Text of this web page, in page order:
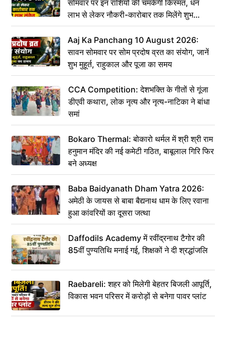
सोमवार पर इन राशियों की चमकेगी किस्मत, धन
लाभ से लेकर नौकरी-कारोबार तक मिलेंगे शुभ
संकेत
Aaj Ka Panchang 10 August 2026:
सावन सोमवार पर सोम प्रदोष व्रत का संयोग, जानें
शुभ मुहूर्त, राहुकाल और पूजा का समय
CCA Competition: देशभक्ति के गीतों से गूंजा
डीएवी कथारा, लोक नृत्य और नृत्य-नाटिका ने बांधा
समां
Bokaro Thermal: बोकारो थर्मल में श्री श्री राम
हनुमान मंदिर की नई कमेटी गठित, बाबूलाल गिरि फिर
बने अध्यक्ष
Baba Baidyanath Dham Yatra 2026:
अमेठी के जायस से बाबा बैद्यनाथ धाम के लिए रवाना
हुआ कांवरियों का दूसरा जत्था
Daffodils Academy में रवींद्रनाथ टैगोर की
85वीं पुण्यतिथि मनाई गई, शिक्षकों ने दी श्रद्धांजलि
Raebareli: शहर को मिलेगी बेहतर बिजली आपूर्ति,
विकास भवन परिसर में करोड़ों से बनेगा पावर प्लांट